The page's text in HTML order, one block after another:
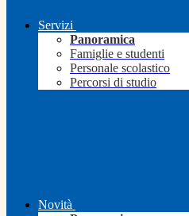
Servizi
Panoramica
Famiglie e studenti
Personale scolastico
Percorsi di studio
Novità